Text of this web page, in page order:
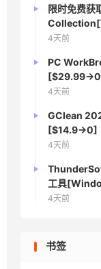
限时免费
4天前
PC
4天前
GClean
[$14.9→0]
4天前
工具
4天前
书签